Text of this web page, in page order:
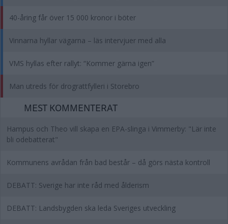
40-åring får över 15 000 kronor i böter
Vinnarna hyllar vägarna – läs intervjuer med alla
VMS hyllas efter rallyt: “Kommer gärna igen”
Man utreds för drograttfylleri i Storebro
MEST KOMMENTERAT
Hampus och Theo vill skapa en EPA-slinga i Vimmerby: "Lär inte
bli odebatterat"
Kommunens avrådan från bad består – då görs nästa kontroll
DEBATT: Sverige har inte råd med ålderism
DEBATT: Landsbygden ska leda Sveriges utveckling